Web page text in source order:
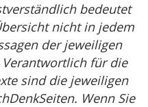
bedeutet
nicht in jedem
der jeweiligen
für die
sind die jeweiligen
Wenn Sie